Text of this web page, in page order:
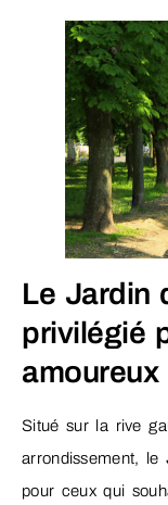
Le Jardin
privilégié
Situé sur la rive
arrondissement, le
pour ceux qui